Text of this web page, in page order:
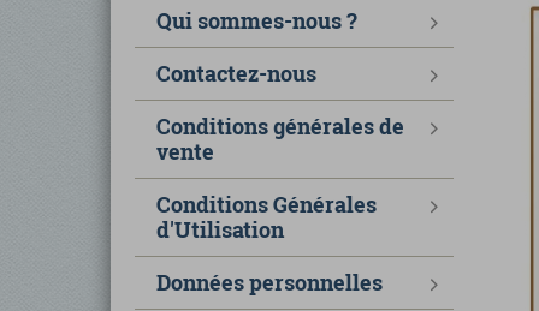
Qui sommes-nous ?
Contactez-nous
Conditions générales de
vente
Conditions Générales
d'Utilisation
Données personnelles